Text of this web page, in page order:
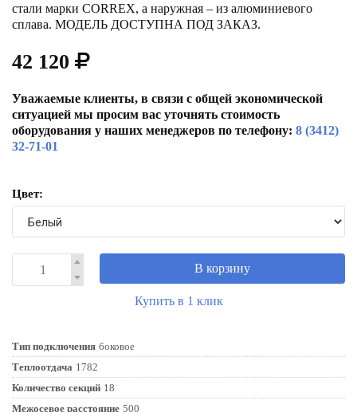
стали марки CORREX, а наружная – из алюминиевого
сплава. МОДЕЛЬ ДОСТУПНА ПОД ЗАКАЗ.
42 120
Уважаемые клиенты, в связи с общей экономической
ситуацией мы просим вас уточнять стоимость
оборудования у наших менеджеров по телефону: 8 (3412)
32-71-01
Цвет:
В корзину
Купить в 1 клик
Тип подключения боковое
Теплоотдача 1782
Количество секций 18
Межосевое расстояние 500